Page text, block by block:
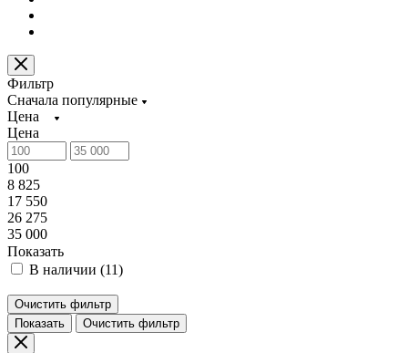
Фильтр
Сначала популярные
Цена
Цена
100
8 825
17 550
26 275
35 000
Показать
В наличии (11)
Очистить фильтр
Показать
Очистить фильтр